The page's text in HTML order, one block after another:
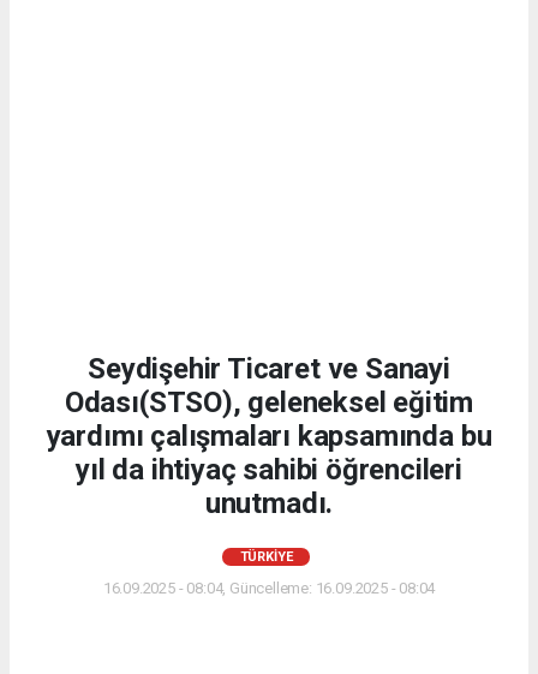
Seydişehir Ticaret ve Sanayi
Odası(STSO), geleneksel eğitim
yardımı çalışmaları kapsamında bu
yıl da ihtiyaç sahibi öğrencileri
unutmadı.
TÜRKIYE
16.09.2025 - 08:04, Güncelleme: 16.09.2025 - 08:04